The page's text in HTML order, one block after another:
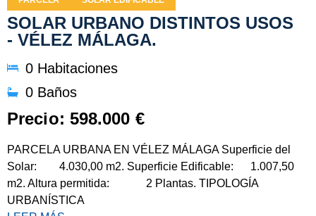
SOLAR URBANO DISTINTOS USOS
- VÉLEZ MÁLAGA.
0 Habitaciones
0 Baños
Precio: 598.000 €
PARCELA URBANA EN VÉLEZ MÁLAGA Superficie del
Solar: 4.030,00 m2. Superficie Edificable: 1.007,50
m2. Altura permitida: 2 Plantas. TIPOLOGÍA
URBANÍSTICA